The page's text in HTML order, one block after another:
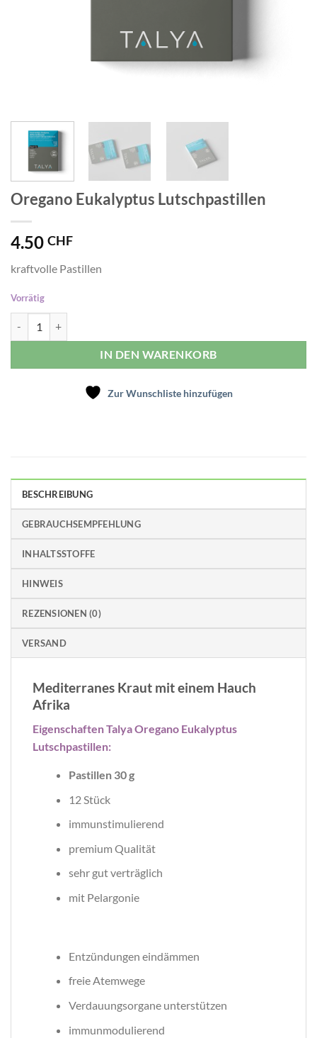
Oregano Eukalyptus Lutschpastillen
4.50 CHF
kraftvolle Pastillen
Vorrätig
IN DEN WARENKORB
Zur Wunschliste hinzufügen
BESCHREIBUNG
GEBRAUCHSEMPFEHLUNG
INHALTSSTOFFE
HINWEIS
REZENSIONEN (0)
VERSAND
Mediterranes Kraut mit einem Hauch
Afrika
Eigenschaften Talya Oregano Eukalyptus
Lutschpastillen:
Pastillen 30 g
12 Stück
immunstimulierend
premium Qualität
sehr gut verträglich
mit Pelargonie
Entzündungen eindämmen
freie Atemwege
Verdauungsorgane unterstützen
immunmodulierend